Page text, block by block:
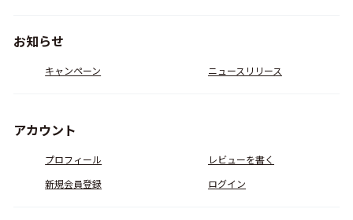
お知らせ
キャンペーン ニュースリリース
アカウント
プロフィール
レビューを書く
新規会員登録
ログイン